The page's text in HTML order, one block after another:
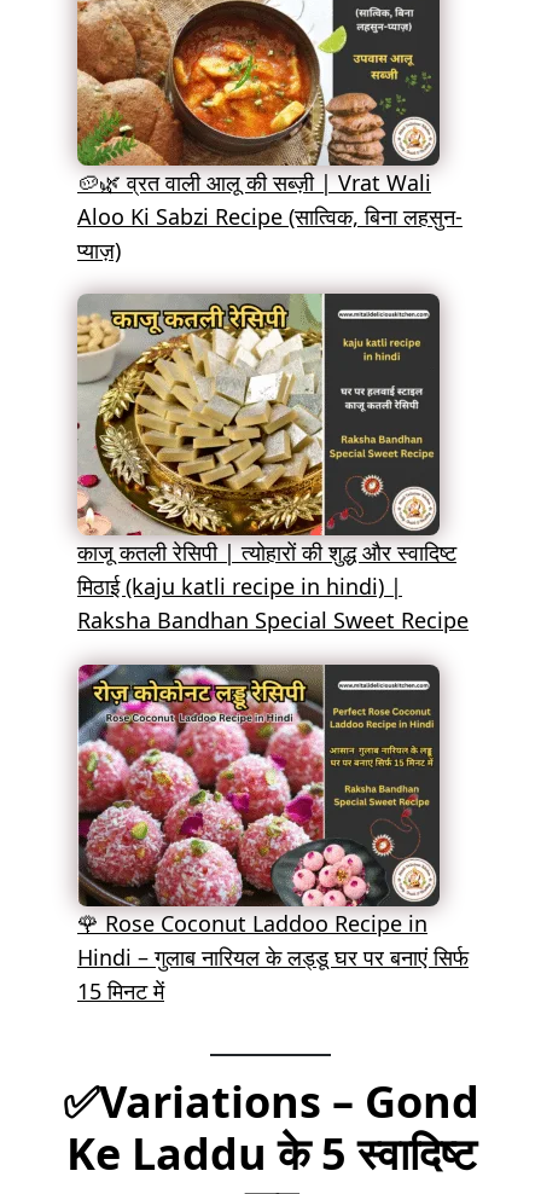
🥔🌿 व्रत वाली आलू की सब्ज़ी | Vrat Wali
Aloo Ki Sabzi Recipe (सात्विक, बिना लहसुन-
प्याज़)
काजू कतली रेसिपी | त्योहारों की शुद्ध और स्वादिष्ट
मिठाई (kaju katli recipe in hindi) |
Raksha Bandhan Special Sweet Recipe
🌹 Rose Coconut Laddoo Recipe in
Hindi – गुलाब नारियल के लड्डू घर पर बनाएं सिर्फ
15 मिनट में
✅Variations – Gond
Ke Laddu के 5 स्वादिष्ट